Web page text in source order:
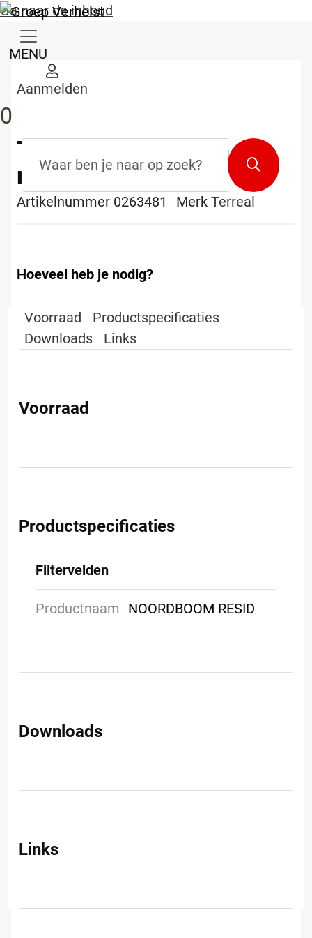
Ga naar de inhoud
MENU
Aanmelden
0
Zoekterm
Zoeken
Terreal noordboom
natuurrood
Artikelnummer 0263481 Merk Terreal
Hoeveel heb je nodig?
Voorraad
Productspecificaties
Downloads
Links
Voorraad
Productspecificaties
Filtervelden
Productnaam NOORDBOOM RESID
Downloads
Links